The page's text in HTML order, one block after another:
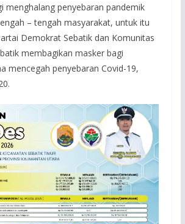
menghalang penyebaran pandemik
– tengah masyarakat, untuk itu
Demokrat Sebatik dan Komunitas
membagikan masker bagi
mencegah penyebaran Covid-19,